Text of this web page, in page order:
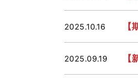
2025.10.16
2025.09.19